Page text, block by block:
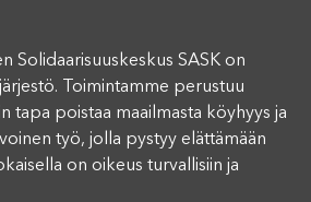
Solidaarisuuskeskus SASK on
Toimintamme perustuu
tapa poistaa maailmasta köyhyys ja
työ, jolla pystyy elättämään
on oikeus turvallisiin ja